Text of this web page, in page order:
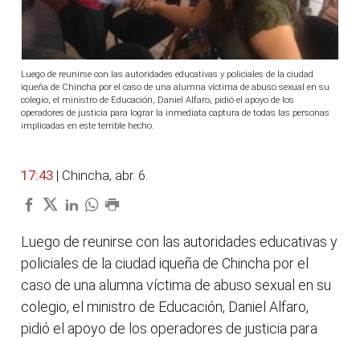
Luego de reunirse con las autoridades educativas y policiales de la ciudad
iqueña de Chincha por el caso de una alumna víctima de abuso sexual en su
colegio, el ministro de Educación, Daniel Alfaro, pidió el apoyo de los
operadores de justicia para lograr la inmediata captura de todas las personas
implicadas en este terrible hecho.
17:43 | Chincha, abr. 6.
Luego de reunirse con las autoridades educativas y
policiales de la ciudad iqueña de Chincha por el
caso de una alumna víctima de abuso sexual en su
colegio, el ministro de Educación, Daniel Alfaro,
pidió el apoyo de los operadores de justicia para